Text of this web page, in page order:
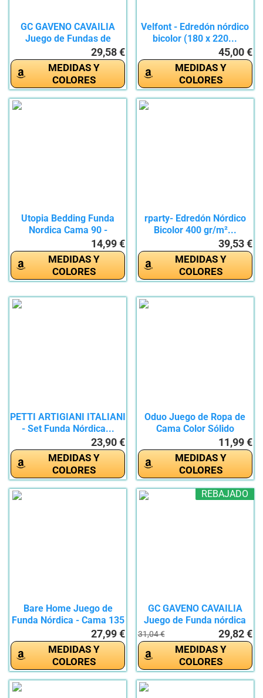
GC GAVENO CAVAILIA
Juego de Fundas de
29,58 €
MEDIDAS Y
COLORES
Velfont - Edredón nórdico
bicolor (180 x 220...
45,00 €
MEDIDAS Y
COLORES
Utopia Bedding Funda
Nordica Cama 90 -
Microfibra...14,99 €
MEDIDAS Y
COLORES
rparty- Edredón Nórdico
Bicolor 400 gr/m²...
39,53 €
MEDIDAS Y
COLORES
PETTI ARTIGIANI ITALIANI
- Set Funda Nórdica...
23,90 €
MEDIDAS Y
COLORES
Oduo Juego de Ropa de
Cama Color Sólido
11,99 €
MEDIDAS Y
COLORES
Bare Home Juego de
Funda Nórdica - Cama 135
27,99 €
MEDIDAS Y
COLORES
REBAJADO
GC GAVENO CAVAILIA
Juego de Funda nórdica
31,04 € 29,82 €
MEDIDAS Y
COLORES